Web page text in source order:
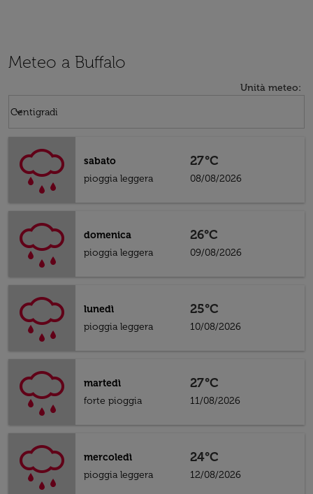
Meteo a Buffalo
Unità meteo:
Centigradi
keyboard_arrow_down
sabato
pioggia leggera
27°C
08/08/2026
domenica
pioggia leggera
26°C
09/08/2026
lunedì
pioggia leggera
25°C
10/08/2026
martedì
forte pioggia
27°C
11/08/2026
mercoledì
pioggia leggera
24°C
12/08/2026